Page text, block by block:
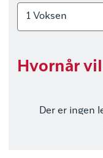
1 Voksen
Hvornår
Der er ingen